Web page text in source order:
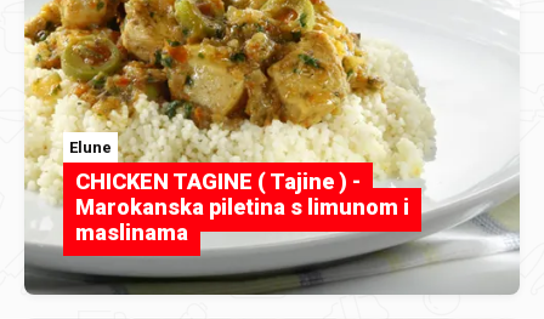
Elune
CHICKEN TAGINE ( Tajine ) -
Marokanska piletina s limunom i
maslinama